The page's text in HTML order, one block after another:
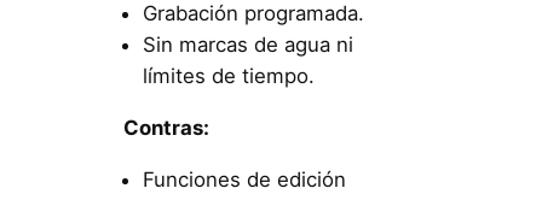
Grabación programada.
Sin marcas de agua ni
límites de tiempo.
Contras:
Funciones de edición